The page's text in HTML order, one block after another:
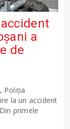
a
de
Poliția
la un accident
primele